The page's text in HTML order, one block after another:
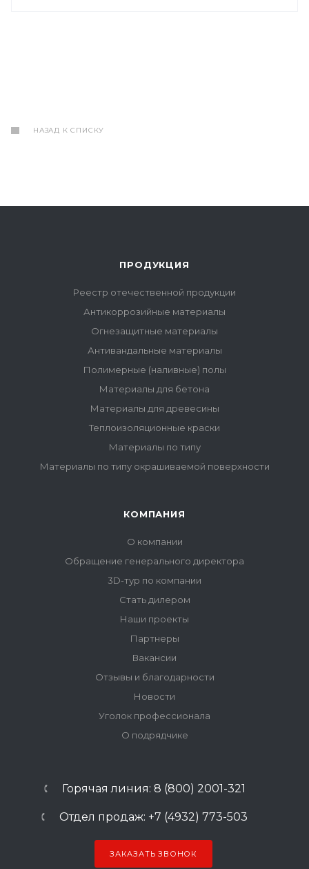
НАЗАД К СПИСКУ
ПРОДУКЦИЯ
Реестр отечественной продукции
Антикоррозийные материалы
Огнезащитные материалы
Антивандальные материалы
Полимерные (наливные) полы
Материалы для бетона
Материалы для древесины
Теплоизоляционные краски
Материалы по типу
Материалы по типу окрашиваемой поверхности
КОМПАНИЯ
О компании
Обращение генерального директора
3D-тур по компании
Стать дилером
Наши проекты
Партнеры
Вакансии
Отзывы и благодарности
Новости
Уголок профессионала
О подрядчике
Горячая линия: 8 (800) 2001-321
Отдел продаж: +7 (4932) 773-503
ЗАКАЗАТЬ ЗВОНОК